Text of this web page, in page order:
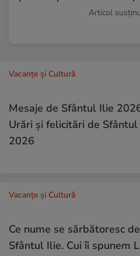
Articol
Vacanțe și Cultură
Mesaje de Sfântul Ilie
Urări și felicitări de
2026
Vacanțe și Cultură
Ce nume se sărbătoresc de
Sfântul Ilie. Cui îi spunem